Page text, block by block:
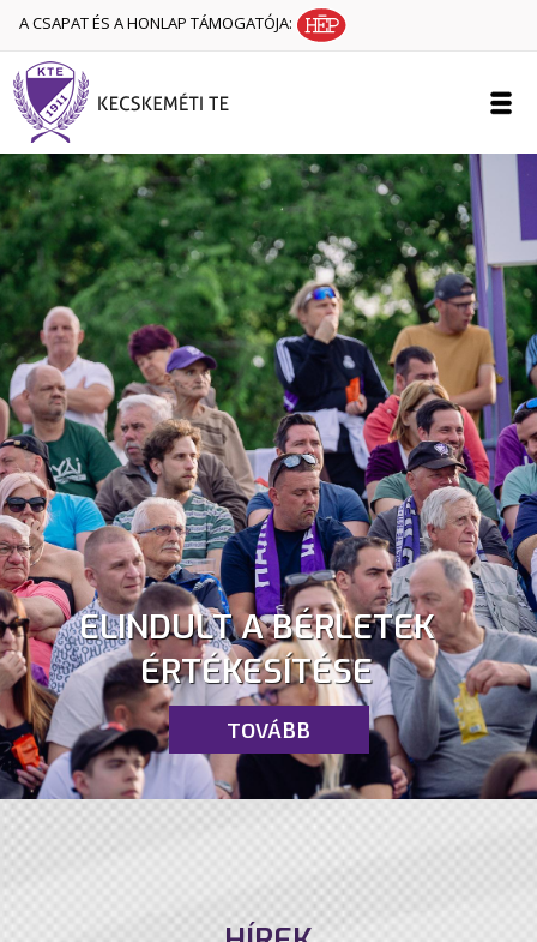
A CSAPAT ÉS A HONLAP TÁMOGATÓJA:
ELINDULT A BÉRLETEK
ÉRTÉKESÍTÉSE
TOVÁBB